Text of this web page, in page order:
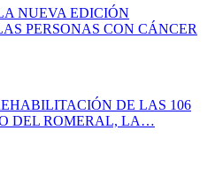
NUEVA EDICIÓN
PERSONAS CON CÁNCER
DE LAS 106
DEL ROMERAL, LA…